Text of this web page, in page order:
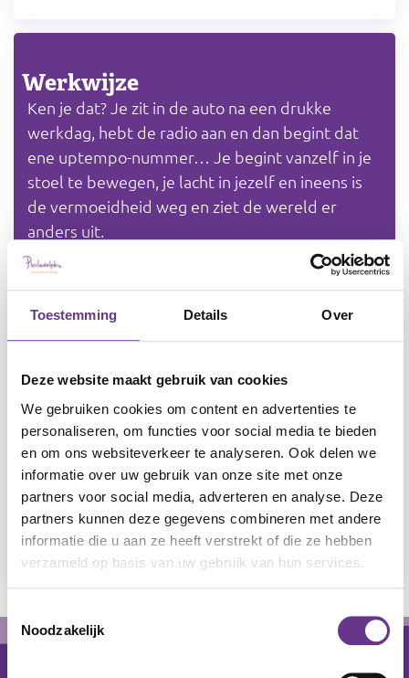
Toestemming Details Over
Deze website maakt gebruik van cookies
We gebruiken cookies om content en advertenties te
personaliseren, om functies voor social media te bieden
en om ons websiteverkeer te analyseren. Ook delen we
informatie over uw gebruik van onze site met onze
partners voor social media, adverteren en analyse. Deze
partners kunnen deze gegevens combineren met andere
informatie die u aan ze heeft verstrekt of die ze hebben
verzameld op basis van uw gebruik van hun services.
Noodzakelijk
Werkwijze
Ken je dat? Je zit in de auto na een drukke
werkdag, hebt de radio aan en dan begint dat
ene uptempo-nummer… Je begint vanzelf in je
stoel te bewegen, je lacht in jezelf en ineens is
de vermoeidheid weg en ziet de wereld er
anders uit.
Of je hebt thuis een playlist opgezet en totaal
gedraaid op die intens verdrietige begrafenis
gedachten weer, opnieuw word je diep van
binnen geraakt en voel je de tranen opkomen.
Muziek heeft de eigenschap om iemand direct
te raken. Daarom is muziek ook zo geschikt om
emoties bij mensen te beïnvloeden en spanning
en pijn te verminderen.
Footer